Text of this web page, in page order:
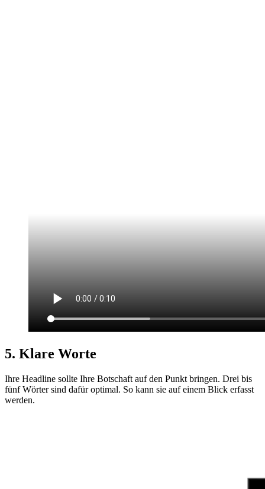
5. Klare Worte
Ihre Headline sollte Ihre Botschaft auf den Punkt bringen. Drei bis
fünf Wörter sind dafür optimal. So kann sie auf einem Blick erfasst
werden.